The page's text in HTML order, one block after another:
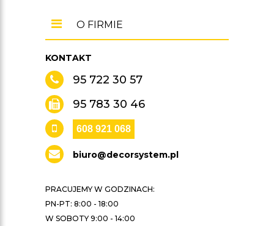
KONTAKT
95 722 30 57
95 783 30 46
608 921 068
biuro@decorsystem.pl
PRACUJEMY W GODZINACH:
PN-PT: 8:00 - 18:00
W SOBOTY 9:00 - 14:00
O FIRMIE